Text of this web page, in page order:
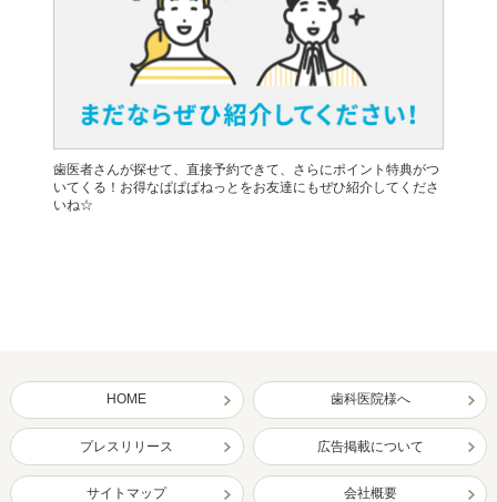
歯医者さんが探せて、直接予約できて、さらにポイント特典がつ
いてくる！お得なぱぱぱねっとをお友達にもぜひ紹介してくださ
いね☆
HOME 歯科医院様へ
プレスリリース 広告掲載について
サイトマップ 会社概要